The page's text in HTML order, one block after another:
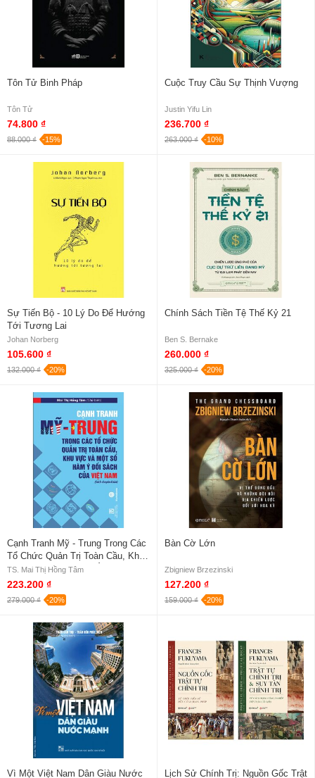
Tôn Tử Binh Pháp
Tôn Tử
74.800 ₫
88.000 ₫ -15%
Cuộc Truy Cầu Sự Thịnh Vượng
Justin Yifu Lin
236.700 ₫
263.000 ₫ -10%
Sự Tiến Bộ - 10 Lý Do Để Hướng
Tới Tương Lai
Johan Norberg
105.600 ₫
132.000 ₫ -20%
Chính Sách Tiền Tệ Thế Kỷ 21
Ben S. Bernake
260.000 ₫
325.000 ₫ -20%
Cạnh Tranh Mỹ - Trung Trong Các
Tổ Chức Quản Trị Toàn Cầu, Khu
Vực Và Một Số Hàm Ý Đối Sách
Của Việt Nam
TS. Mai Thị Hồng Tâm
223.200 ₫
279.000 ₫ -20%
Bàn Cờ Lớn
Zbigniew Brzezinski
127.200 ₫
159.000 ₫ -20%
Vì Một Việt Nam Dân Giàu Nước
Lịch Sử Chính Trị: Nguồn Gốc Trật